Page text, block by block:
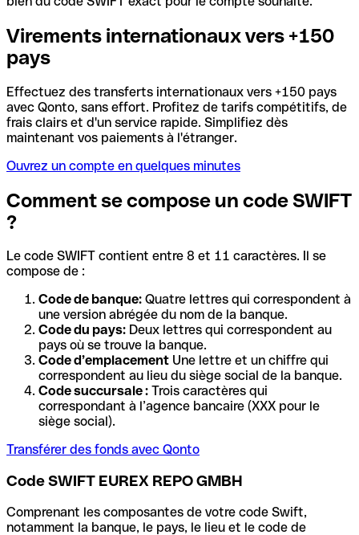
Virements internationaux vers +150
pays
Effectuez des transferts internationaux vers +150 pays
avec Qonto, sans effort. Profitez de tarifs compétitifs, de
frais clairs et d'un service rapide. Simplifiez dès
maintenant vos paiements à l'étranger.
Ouvrez un compte en quelques minutes
Comment se compose un code SWIFT
?
Le code SWIFT contient entre 8 et 11 caractères. Il se
compose de :
Code de banque: Quatre lettres qui correspondent à
une version abrégée du nom de la banque.
Code du pays: Deux lettres qui correspondent au
pays où se trouve la banque.
Code d’emplacement Une lettre et un chiffre qui
correspondent au lieu du siège social de la banque.
Code succursale : Trois caractères qui
correspondant à l’agence bancaire (XXX pour le
siège social).
Transférer des fonds avec Qonto
Code SWIFT EUREX REPO GMBH
Comprenant les composantes de votre code Swift,
notamment la banque, le pays, le lieu et le code de